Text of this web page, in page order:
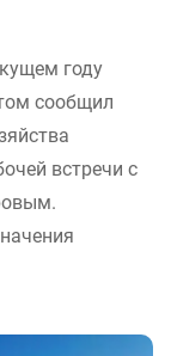
году
сообщил
встречи с